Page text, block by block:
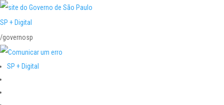
SP + Digital
/governosp
SP + Digital